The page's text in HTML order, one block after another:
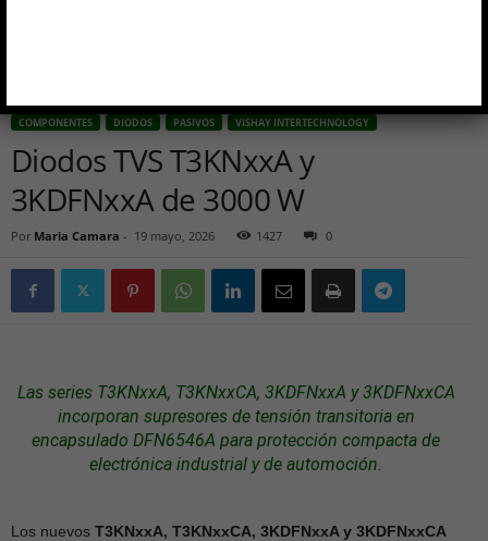
COMPONENTES DIODOS PASIVOS VISHAY INTERTECHNOLOGY
Diodos TVS T3KNxxA y
3KDFNxxA de 3000 W
Por Maria Camara - 19 mayo, 2026 1427 0
Las series T3KNxxA, T3KNxxCA, 3KDFNxxA y 3KDFNxxCA
incorporan supresores de tensión transitoria en
encapsulado DFN6546A para protección compacta de
electrónica industrial y de automoción.
Los nuevos T3KNxxA, T3KNxxCA, 3KDFNxxA y 3KDFNxxCA